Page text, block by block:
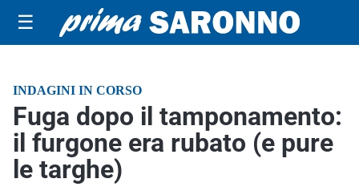
☰
INDAGINI IN CORSO
Fuga dopo il tamponamento:
il furgone era rubato (e pure
le targhe)